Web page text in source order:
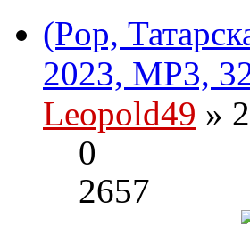
(Pop,
2023, MP3,
Leopold49 »
0
2657